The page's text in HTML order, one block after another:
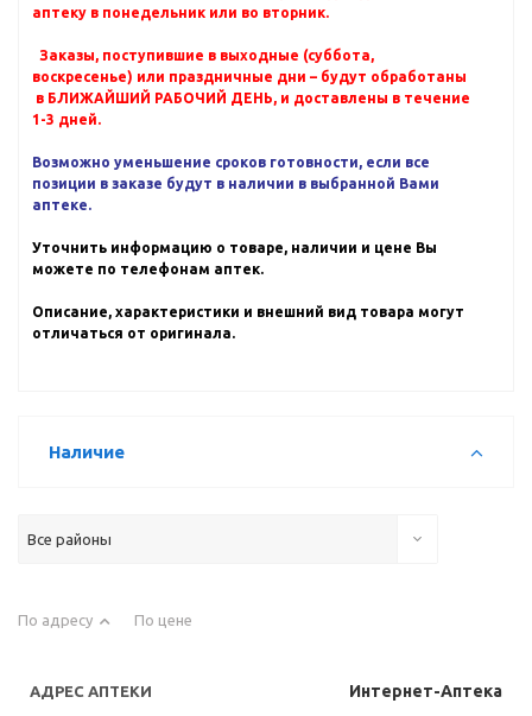
аптеку в понедельник или во вторник.
Заказы, поступившие в выходные (суббота,
воскресенье) или праздничные дни – будут обработаны
в БЛИЖАЙШИЙ РАБОЧИЙ ДЕНЬ, и доставлены в течение
1-3 дней.
Возможно уменьшение сроков готовности, если все
позиции в заказе будут в наличии в выбранной Вами
аптеке.
Уточнить информацию о товаре, наличии и цене Вы
можете по телефонам аптек.
Описание, характеристики и внешний вид товара могут
отличаться от оригинала.
Наличие
Все районы
По адресу По цене
Интернет-Аптека